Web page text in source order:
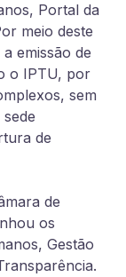
Portal da
meio deste
emissão de
o IPTU, por
sem
de
de
os
Gestão